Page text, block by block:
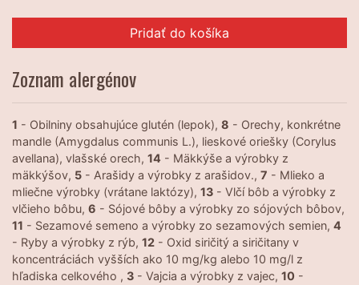
Pridať do košíka
Zoznam alergénov
1 - Obilniny obsahujúce glutén (lepok), 8 - Orechy, konkrétne
mandle (Amygdalus communis L.), lieskové oriešky (Corylus
avellana), vlašské orech, 14 - Mäkkýše a výrobky z
mäkkýšov, 5 - Arašidy a výrobky z arašidov., 7 - Mlieko a
mliečne výrobky (vrátane laktózy), 13 - Vlčí bôb a výrobky z
vlčieho bôbu, 6 - Sójové bôby a výrobky zo sójových bôbov,
11 - Sezamové semeno a výrobky zo sezamových semien, 4
- Ryby a výrobky z rýb, 12 - Oxid siričitý a siričitany v
koncentráciách vyšších ako 10 mg/kg alebo 10 mg/l z
hľadiska celkového , 3 - Vajcia a výrobky z vajec, 10 -